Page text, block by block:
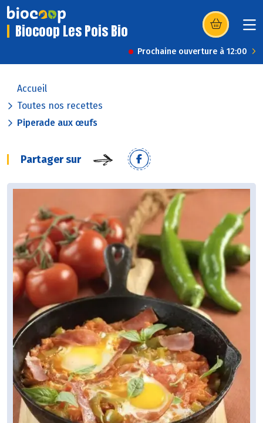
Biocoop Les Pois Bio (s’ouvre dans
Prochaine ouverture à 12:00
Accueil
Toutes nos recettes
Piperade aux œufs
Partager sur